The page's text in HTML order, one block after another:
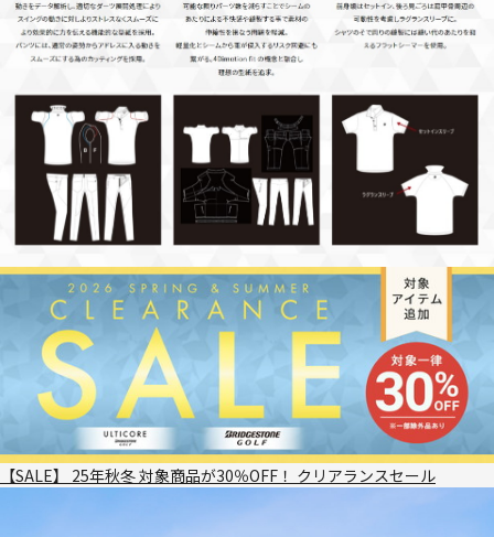
【SALE】 25年秋冬 対象商品が30％OFF！ クリアランスセール